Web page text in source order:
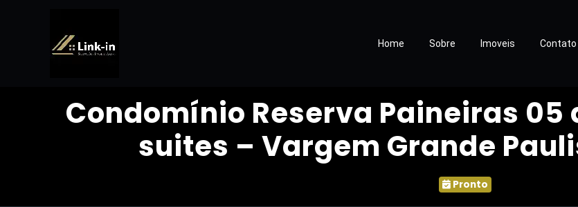
Home Sobre Imoveis Contato
Condomínio Reserva Paineiras
suites – Vargem Grande
Pronto